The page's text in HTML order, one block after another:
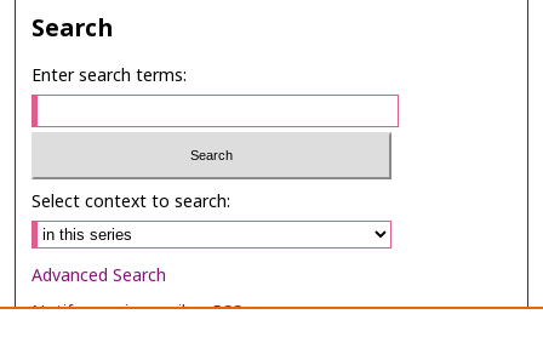
Search
Enter search terms:
Select context to search:
Advanced Search
Notify me via email orRSS